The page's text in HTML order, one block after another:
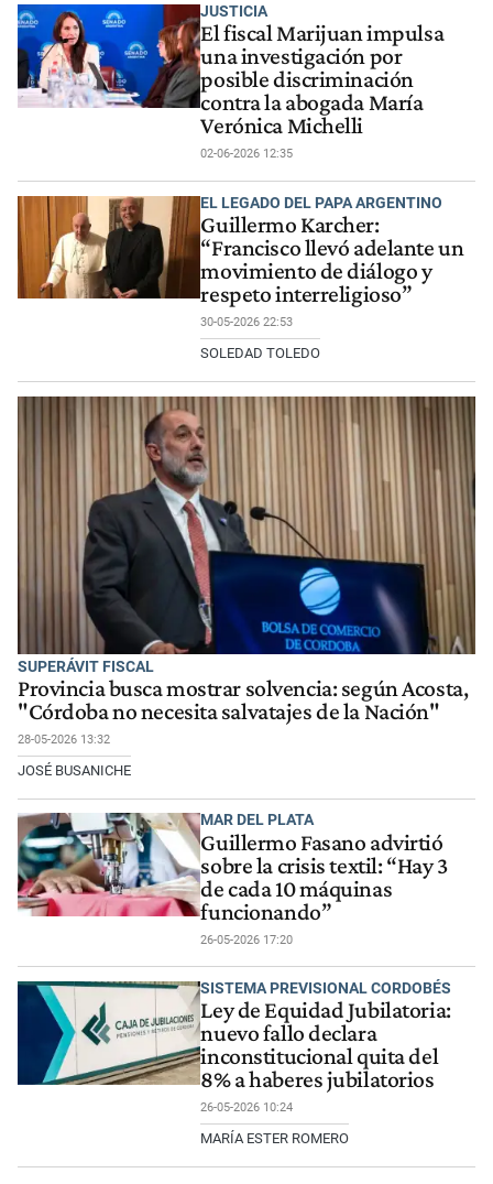
JUSTICIA
El fiscal Marijuan impulsa
una investigación por
posible discriminación
contra la abogada María
Verónica Michelli
02-06-2026 12:35
EL LEGADO DEL PAPA ARGENTINO
Guillermo Karcher:
“Francisco llevó adelante un
movimiento de diálogo y
respeto interreligioso”
30-05-2026 22:53
SOLEDAD TOLEDO
SUPERÁVIT FISCAL
Provincia busca mostrar solvencia: según Acosta,
"Córdoba no necesita salvatajes de la Nación"
28-05-2026 13:32
JOSÉ BUSANICHE
MAR DEL PLATA
Guillermo Fasano advirtió
sobre la crisis textil: “Hay 3
de cada 10 máquinas
funcionando”
26-05-2026 17:20
SISTEMA PREVISIONAL CORDOBÉS
Ley de Equidad Jubilatoria:
nuevo fallo declara
inconstitucional quita del
8% a haberes jubilatorios
26-05-2026 10:24
MARÍA ESTER ROMERO